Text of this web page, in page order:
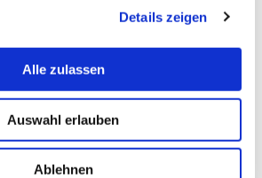
Details zeigen
Alle zulassen
Auswahl erlauben
Ablehnen